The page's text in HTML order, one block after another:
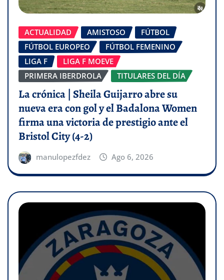
ACTUALIDAD AMISTOSO
FÚTBOL
FÚTBOL EUROPEO
FÚTBOL FEMENINO
LIGA F
LIGA F MOEVE
PRIMERA IBERDROLA
TITULARES DEL DÍA
La crónica | Sheila Guijarro abre su
nueva era con gol y el Badalona Women
firma una victoria de prestigio ante el
Bristol City (4-2)
manulopezfdez Ago 6, 2026